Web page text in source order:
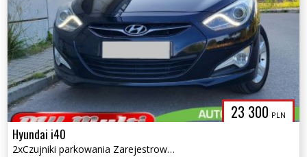
23 300 PLN
Hyundai i40
2xCzujniki parkowania Zarejestrowany w PL ZAMIANA GWARANCJA!